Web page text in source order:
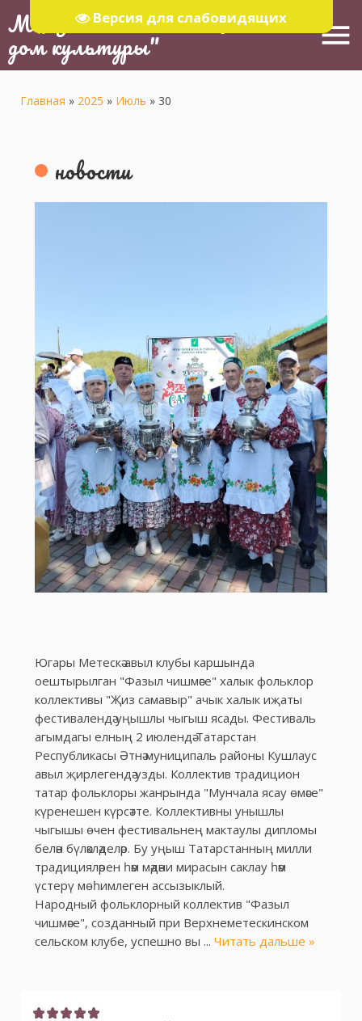
Версия для слабовидящих
МБУ "Тюлячинский Районный
дом культуры" menu
Главная » 2025 » Июль » 30
новости
Югары Метескә авыл клубы каршында
оештырылган "Фазыл чишмәсе" халык фольклор
коллективы "Җиз самавыр" ачык халык иҗаты
фестивалендә уңышлы чыгыш ясады. Фестиваль
агымдагы елның 2 июлендә Татарстан
Республикасы Әтнә муниципаль районы Кушлаус
авыл җирлегендә узды. Коллектив традицион
татар фольклоры жанрында "Мунчала ясау өмәсе"
күренешен күрсәтте. Коллективны унышлы
чыгышы өчен фестивальнең мактаулы дипломы
белән бүләкләделәр. Бу уңыш Татарстанның милли
традицияләрен һәм мәдәни мирасын саклау һәм
үстерү мөһимлеген ассызыклый.
Народный фольклорный коллектив "Фазыл
чишмәсе", созданный при Верхнеметескинском
сельском клубе, успешно вы ... Читать дальше »